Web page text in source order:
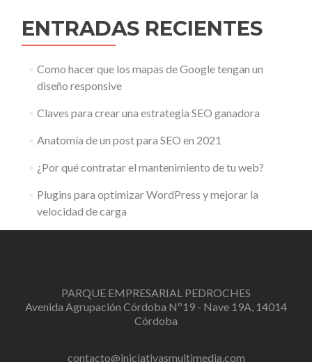
ENTRADAS RECIENTES
Como hacer que los mapas de Google tengan un
diseño responsive
Claves para crear una estrategia SEO ganadora
Anatomía de un post para SEO en 2021
¿Por qué contratar el mantenimiento de tu web?
Plugins para optimizar WordPress y mejorar la
velocidad de carga
PARQUE EMPRESARIAL PEDROCHES
Avenida Agrupación Córdoba Nº19 - Nave 19A, 14014
Córdoba
contacto@iniciativasmultimedia.com